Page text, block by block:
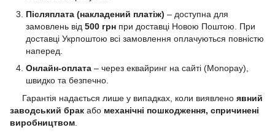
Післяплата (накладений платіж) – доступна для
замовлень від 500 грн при доставці Новою Поштою. При
доставці Укрпоштою всі замовлення оплачуються повністю
наперед.
Онлайн-оплата – через еквайринг на сайті (Monopay),
швидко та безпечно.
Гарантія надається лише у випадках, коли виявлено явний
заводський брак або механічні пошкодження, спричинені
виробництвом